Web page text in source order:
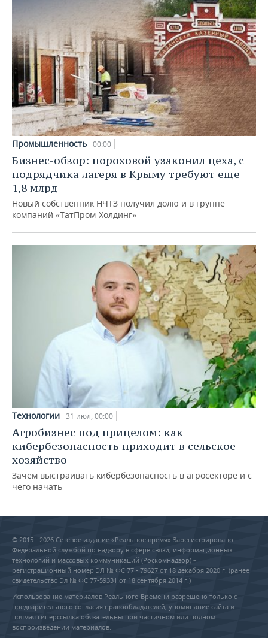
Промышленность 00:00
Бизнес-обзор: пороховой узаконил цеха, с
подрядчика лагеря в Крыму требуют еще
1,8 млрд
Новый собственник НЧТЗ получил долю и в группе
компаний «ТатПром-Холдинг»
Технологии 31 июл, 00:00
Агробизнес под прицелом: как
кибербезопасность приходит в сельское
хозяйство
Зачем выстраивать кибербезопасность в агросекторе и с
чего начать
© 2015 - 2026 Сетевое издание «Реальное время» Зарегистрировано
Федеральной службой по надзору в сфере связи, информационных
технологий и массовых коммуникаций (Роскомнадзор) –
регистрационный номер ЭЛ № ФС 77 - 79627 от 18 декабря 2020 г. (ранее
свидетельство Эл № ФС 77-59331 от 18 сентября 2014 г.)
Использование материалов Реального Времени разрешено только с
предварительного согласия правообладателей, упоминание сайта и
прямая гиперссылка обязательны при частичном или полном
воспроизведении материалов.